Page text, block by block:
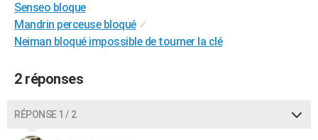
Destinations
City break
Voyage nature
Voyage de noces
Forum
Climat
+PHOTO
GUIDES D'ACHAT
Senseo bloque
Mandrin perceuse bloqué ✓
Neiman bloqué impossible de tourner la clé
2 réponses
RÉPONSE 1 / 2